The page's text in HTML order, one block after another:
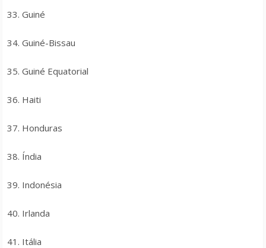
33. Guiné
34. Guiné-Bissau
35. Guiné Equatorial
36. Haiti
37. Honduras
38. Índia
39. Indonésia
40. Irlanda
41. Itália